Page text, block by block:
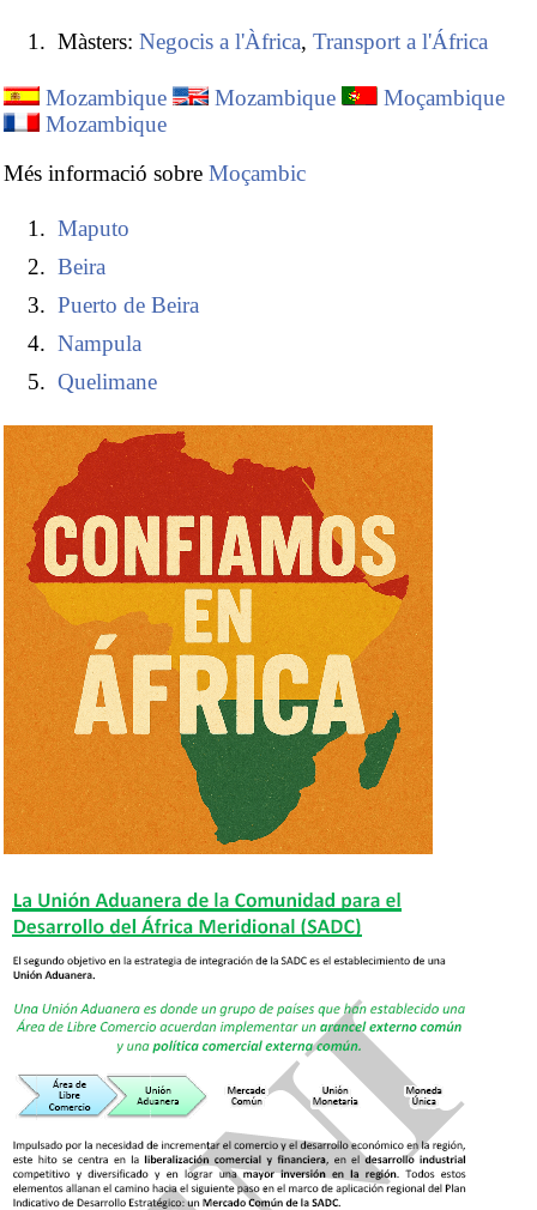
Màsters: Negocis a l'Àfrica, Transport a l'África
Mozambique Mozambique
Moçambique
Mozambique
Més informació sobre Moçambic
Maputo
Beira
Puerto de Beira
Nampula
Quelimane